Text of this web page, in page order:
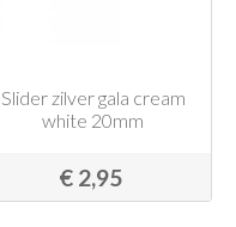
Slider zilver gala cream
white 20mm
€ 2,95